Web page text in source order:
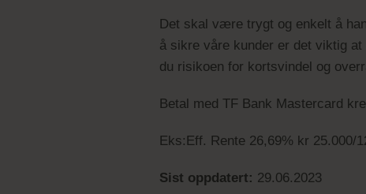
Det skal være trygt og enkelt å
å sikre våre kunder er det viktig
du risikoen for kortsvindel og
Betal med TF Bank Mastercard
Eks:Eff. Rente 26,69% kr 25.000/
Sist oppdatert: 29.06.2023